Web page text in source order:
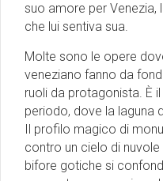
suo amore per
che lui sentiva sua.
Molte sono le opere
veneziano fanno da
ruoli da protagonista. È
periodo, dove la laguna
Il profilo magico di
contro un cielo di
bifore gotiche si